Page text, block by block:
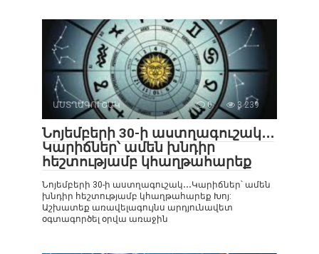
ԱՍՏՂԱԳՈՒՇԱԿ 0 3 239
Նոյեմբերի 30-ի աստղագուշակ․․․
Կարիճներ՝ ամեն խնդիր
հեշտությամբ կհաղթահարեք
Նոյեմբերի 30-ի աստղագուշակ․․․Կարիճներ՝ ամեն
խնդիր հեշտությամբ կհաղթահարեք Խոյ:
Աշխատեք առավելագույնս արդյունավետ
օգտագործել օրվա առաջին